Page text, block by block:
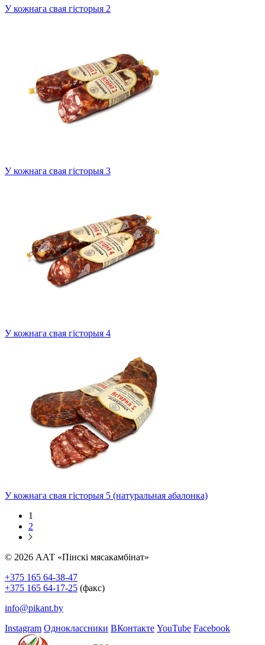
У кожнага свая гісторыя 2
У кожнага свая гісторыя 3
У кожнага свая гісторыя 4
У кожнага свая гісторыя 5 (натуральная абалонка)
1
2
© 2026 ААТ «Пінскі мясакамбінат»
+375 165 64-38-47
+375 165 64-17-25 (факс)
info@pikant.by
Instagram Одноклассники ВКонтакте YouTube Facebook